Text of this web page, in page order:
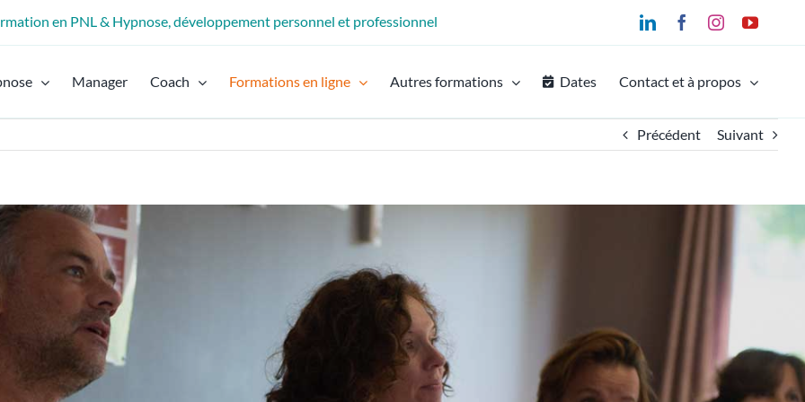
en PNL & Hypnose, développement personnel et professionnel LinkedInFacebookInstagram
Manager Coach Formations en ligne Autres formations Dates Contact et à propos
Précédent Suivant